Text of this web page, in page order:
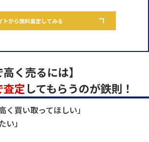
トから無料査定してみる
く売るには】
定 してもらうのが鉄則！
く買い取ってほしい」
い」